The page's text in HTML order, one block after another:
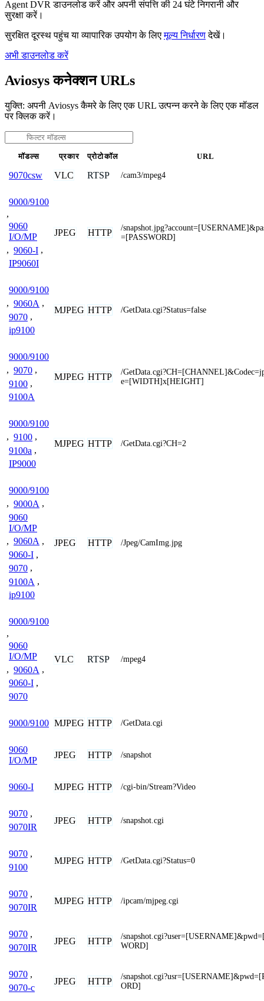
Agent DVR डाउनलोड करें और अपनी संपत्ति की 24 घंटे निगरानी और
सुरक्षा करें।
सुरक्षित दूरस्थ पहुंच या व्यापारिक उपयोग के लिएमूल्य निर्धारणदेखें।
अभी डाउनलोड करें
Aviosys कनेक्शन URLs
युक्ति: अपनी Aviosys कैमरे के लिए एक URL उत्पन्न करने के लिए एक मॉडल
पर क्लिक करें।
मॉडल्स प्रकार प्रोटोकॉल URL
9070csw VLC RTSP /cam3/mpeg4
9000/9100
,
9060
I/O/MP
, 9060-I ,
IP9060I
JPEG HTTP
/
=[PASSWORD]
9000/9100
, 9060A ,
9070 ,
ip9100
MJPEG HTTP /GetData.cgi?Status=false
9000/9100
, 9070 ,
9100 ,
9100A
MJPEG HTTP
/
e=[WIDTH]x[HEIGHT]
9000/9100
, 9100 ,
9100a ,
IP9000
MJPEG HTTP /GetData.cgi?CH=2
9000/9100
, 9000A ,
9060
I/O/MP
, 9060A ,
9060-I ,
9070 ,
9100A ,
ip9100
JPEG HTTP /Jpeg/CamImg.jpg
9000/9100
,
9060
I/O/MP
, 9060A ,
9060-I ,
9070
VLC RTSP /mpeg4
9000/9100 MJPEG HTTP /GetData.cgi
9060
I/O/MP
JPEG HTTP /snapshot
9060-I MJPEG HTTP /cgi-bin/Stream?Video
9070 ,
9070IR
JPEG HTTP /snapshot.cgi
9070 ,
9100
MJPEG HTTP /GetData.cgi?Status=0
9070 ,
9070IR
MJPEG HTTP /ipcam/mjpeg.cgi
9070 ,
9070IR
JPEG HTTP
/
WORD]
9070 ,
9070-c
JPEG HTTP
/
ORD]